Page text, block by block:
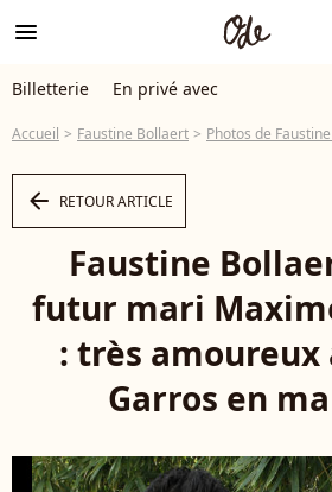
menu
Billetterie En privé avec
Accueil Faustine Bollaert Photos de
arrow_left RETOUR ARTICLE
Faustine
futur mari
: très amoureux
Garros en